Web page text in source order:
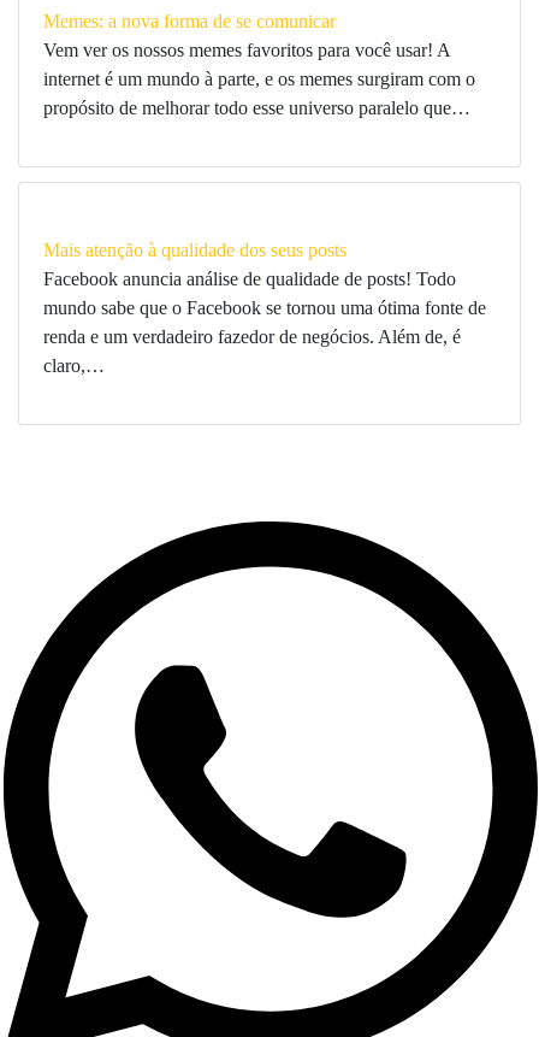
Memes: a nova forma de se comunicar
Vem ver os nossos memes favoritos para você usar! A
internet é um mundo à parte, e os memes surgiram com o
propósito de melhorar todo esse universo paralelo que…
Mais atenção à qualidade dos seus posts
Facebook anuncia análise de qualidade de posts! Todo
mundo sabe que o Facebook se tornou uma ótima fonte de
renda e um verdadeiro fazedor de negócios. Além de, é
claro,…